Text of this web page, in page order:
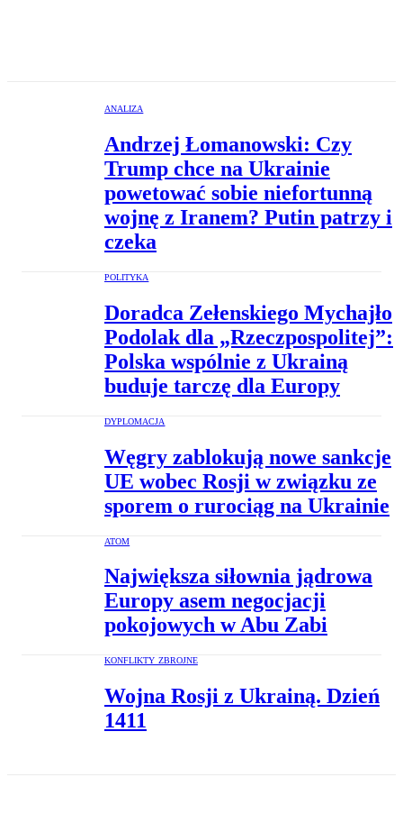
ANALIZA
Andrzej Łomanowski: Czy
Trump chce na Ukrainie
powetować sobie niefortunną
wojnę z Iranem? Putin patrzy i
czeka
POLITYKA
Doradca Zełenskiego Mychajło
Podolak dla „Rzeczpospolitej”:
Polska wspólnie z Ukrainą
buduje tarczę dla Europy
DYPLOMACJA
Węgry zablokują nowe sankcje
UE wobec Rosji w związku ze
sporem o rurociąg na Ukrainie
ATOM
Największa siłownia jądrowa
Europy asem negocjacji
pokojowych w Abu Zabi
KONFLIKTY ZBROJNE
Wojna Rosji z Ukrainą. Dzień
1411